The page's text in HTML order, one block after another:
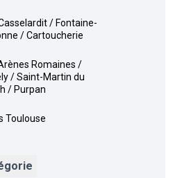
/ Cartoucherie
/ Saint-Martin du
/ Purpan
Toulouse